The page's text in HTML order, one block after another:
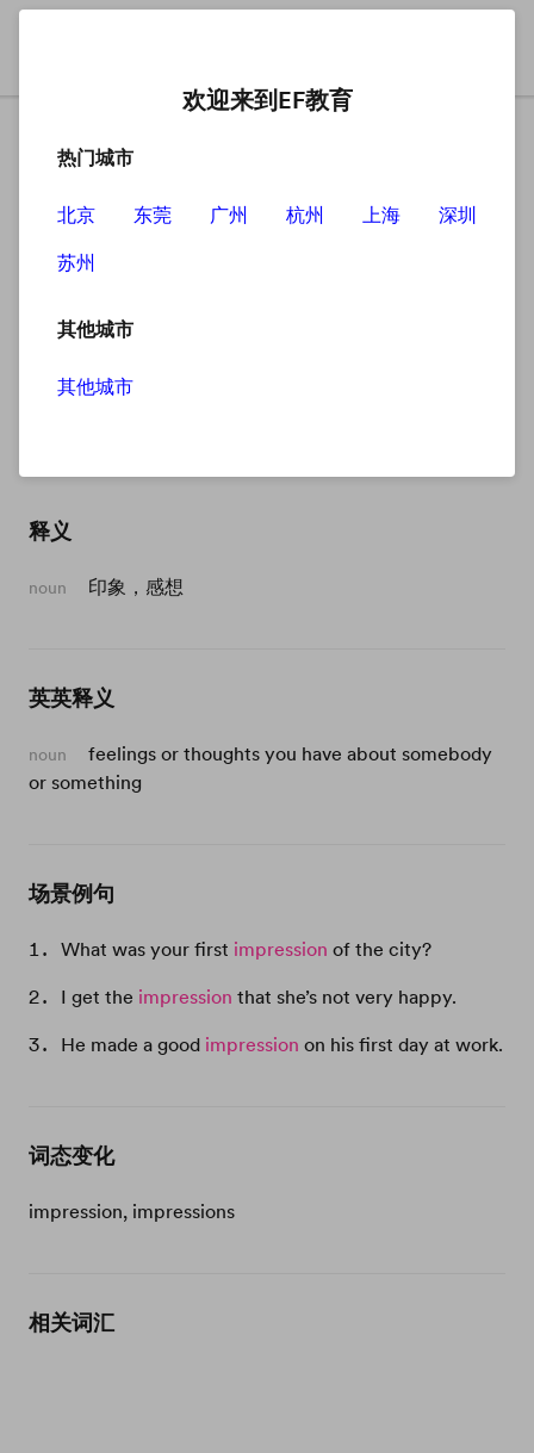
impression
释义
noun 印象，感想
英英释义
noun
feelings or thoughts you have about somebody
or something
场景例句
What was your first impression of the city?
I get the impression that she’s not very happy.
He made a good impression on his first day at work.
词态变化
impression, impressions
相关词汇
欢迎来到EF教育
热门城市
北京 东莞 广州 杭州 上海
深圳
苏州
其他城市
其他城市